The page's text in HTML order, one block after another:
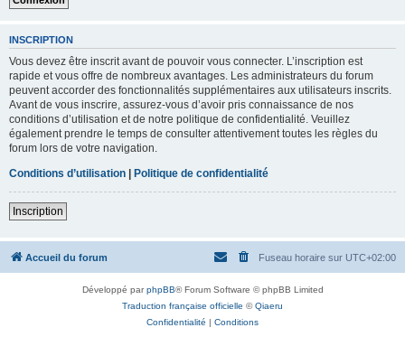
INSCRIPTION
Vous devez être inscrit avant de pouvoir vous connecter. L’inscription est
rapide et vous offre de nombreux avantages. Les administrateurs du forum
peuvent accorder des fonctionnalités supplémentaires aux utilisateurs inscrits.
Avant de vous inscrire, assurez-vous d’avoir pris connaissance de nos
conditions d’utilisation et de notre politique de confidentialité. Veuillez
également prendre le temps de consulter attentivement toutes les règles du
forum lors de votre navigation.
Conditions d’utilisation | Politique de confidentialité
Inscription
Accueil du forum Fuseau horaire sur UTC+02:00
Développé parphpBB® Forum Software © phpBB Limited
Traduction française officielle ©Qiaeru
Confidentialité | Conditions